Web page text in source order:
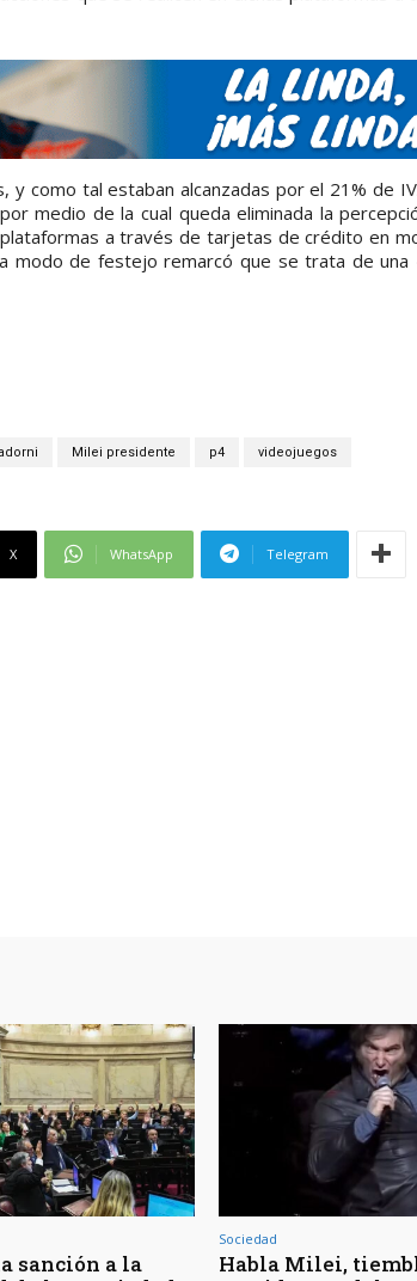
y como tal estaban alcanzadas por el 21% de
medio de la cual queda eliminada la
a través de tarjetas de crédito en
modo de festejo remarcó que se trata de una
Milei presidente p4 videojuegos
X WhatsApp Telegram
sanción a la
Sociedad
Habla Milei,